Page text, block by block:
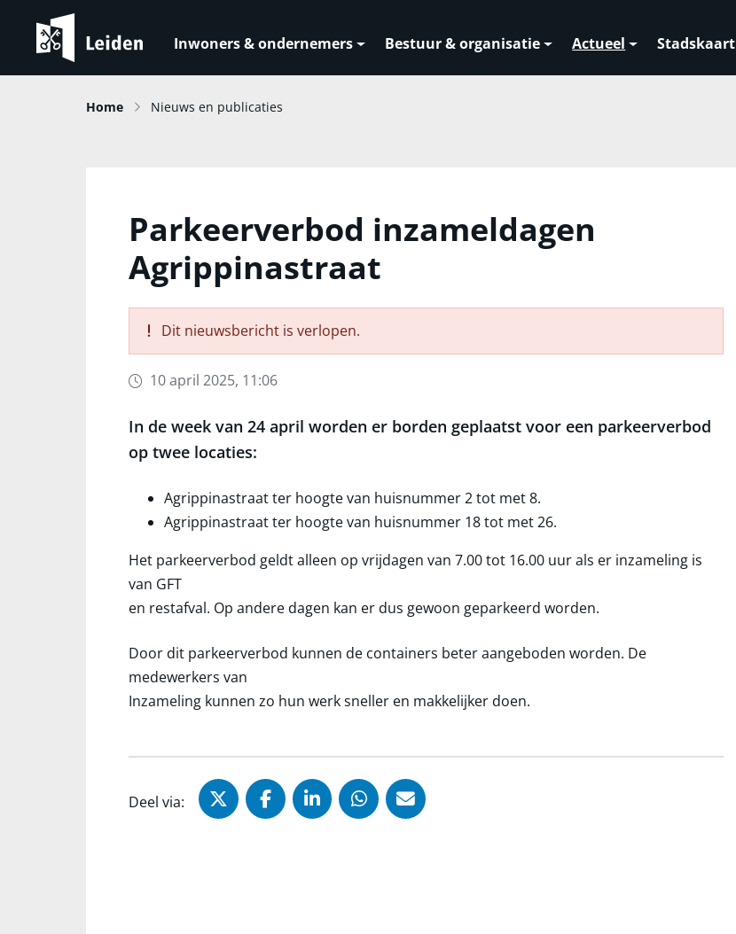
Inwoners & ondernemers Bestuur & organisatie Actueel Stadskaart
Home Nieuws en publicaties
Parkeerverbod inzameldagen
Agrippinastraat
Dit nieuwsbericht is verlopen.
10 april 2025, 11:06
In de week van 24 april worden er borden geplaatst voor een parkeerverbod
op twee locaties:
Agrippinastraat ter hoogte van huisnummer 2 tot met 8.
Agrippinastraat ter hoogte van huisnummer 18 tot met 26.
Het parkeerverbod geldt alleen op vrijdagen van 7.00 tot 16.00 uur als er inzameling is
van GFT
en restafval. Op andere dagen kan er dus gewoon geparkeerd worden.
Door dit parkeerverbod kunnen de containers beter aangeboden worden. De
medewerkers van
Inzameling kunnen zo hun werk sneller en makkelijker doen.
Deel via: Deel via X (Twitter), opent in nieuw tabblad
Deel via Facebook, opent in nieuw tabblad
Deel via LinkedIn, opent in nieuw tabblad
Deel via WhatsApp, opent in nieuw tabblad
Deel via Mail, opent in nieuw tabblad